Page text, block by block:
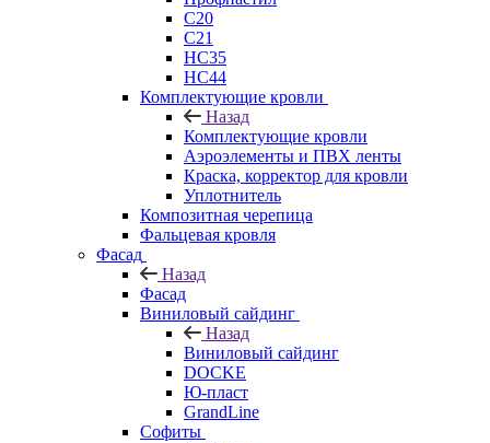
C20
C21
НС35
НС44
Комплектующие кровли
Назад
Комплектующие кровли
Аэроэлементы и ПВХ ленты
Краска, корректор для кровли
Уплотнитель
Композитная черепица
Фальцевая кровля
Фасад
Назад
Фасад
Виниловый сайдинг
Назад
Виниловый сайдинг
DOCKE
Ю-пласт
GrandLine
Софиты